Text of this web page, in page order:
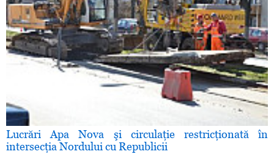
Lucrări Apa Nova şi circulaţie restricţionată în
intersecţia Nordului cu Republicii